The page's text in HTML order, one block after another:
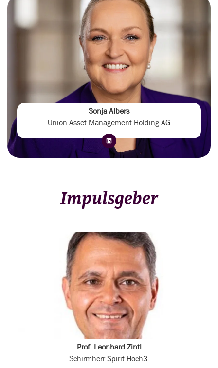
Sonja Albers
Union Asset Management Holding AG
Impulsgeber
Prof. Leonhard Zintl
Schirmherr Spirit Hoch3